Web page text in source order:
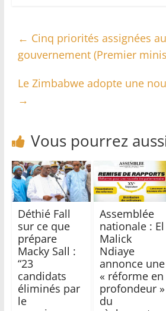
← Cinq priorités assignées
gouvernement (Premier
Le Zimbabwe adopte une
→
Vous pourrez
Déthié Fall
sur ce que
prépare
Macky Sall :
“23
candidats
éliminés par
le
Assemblée
nationale : El
Malick
Ndiaye
annonce une
« réforme en
profondeur »
du